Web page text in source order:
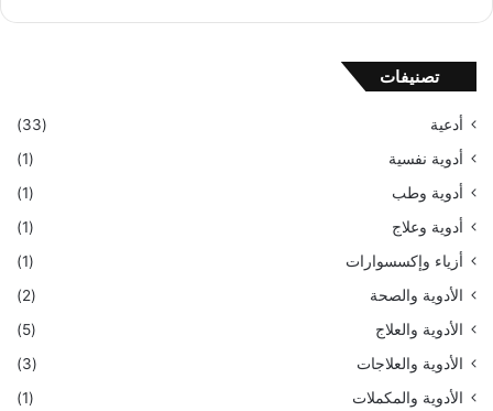
تصنيفات
أدعية
(33)
أدوية نفسية
(1)
أدوية وطب
(1)
أدوية وعلاج
(1)
أزياء وإكسسوارات
(1)
الأدوية والصحة
(2)
الأدوية والعلاج
(5)
الأدوية والعلاجات
(3)
الأدوية والمكملات
(1)